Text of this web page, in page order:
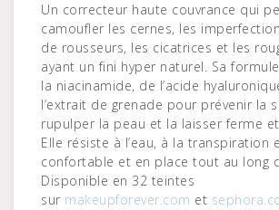
Un correcteur haute couvrance qui
camoufler les cernes, les
de rousseurs, les cicatrices et les
ayant un fini hyper naturel. Sa
la niacinamide, de l’acide
l’extrait de grenade pour prévenir la
rupulper la peau et la laisser ferme
Elle résiste à l’eau, à la transpiration
confortable et en place tout au long
Disponible en 32 teintes
sur makeupforever.com et